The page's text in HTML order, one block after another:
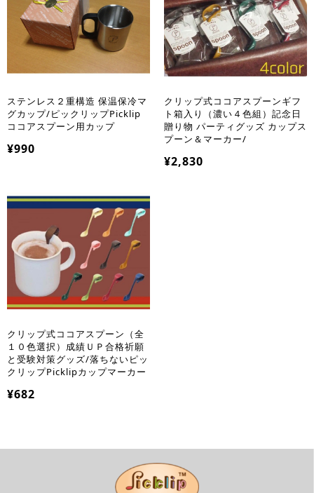
ステンレス２重構造 保温保冷マ
グカップ/ピックリップPicklip
ココアスプーン用カップ
¥990
クリップ式ココアスプーンギフ
ト箱入り（濃い４色組）記念日
贈り物 パーティグッズ カップス
プーン＆マーカー/
¥2,830
クリップ式ココアスプーン（全
１０色選択）成績ＵＰ合格祈願
と受験対策グッズ/落ちないピッ
クリップPicklipカップマーカー
¥682